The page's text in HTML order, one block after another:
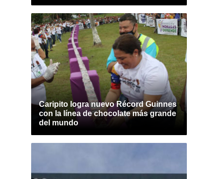
Caripito logra nuevo Récord Guinnes
con la línea de chocolate más grande
del mundo